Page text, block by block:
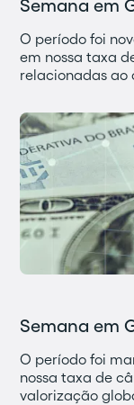
Semana em
O período foi
em nossa taxa
relacionadas ao
Semana em
O período foi
nossa taxa de
valorização